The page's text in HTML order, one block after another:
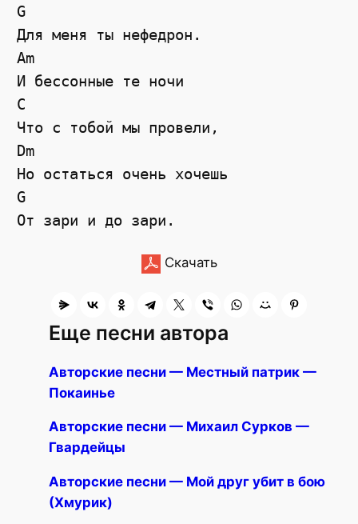
G
Для меня ты нефедрон.
Am
И бессонные те ночи
C
Что с тобой мы провели,
Dm
Но остаться очень хочешь
G
Скачать
Еще песни автора
Авторские песни — Местный патрик —
Покаинье
Авторские песни — Михаил Сурков —
Гвардейцы
Авторские песни — Мой друг убит в бою
(Хмурик)